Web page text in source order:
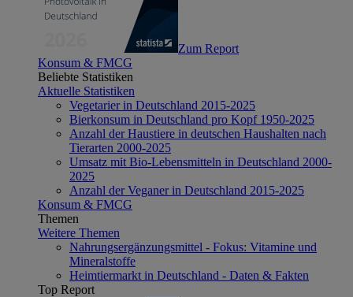
Zum Report
Konsum & FMCG
Beliebte Statistiken
Aktuelle Statistiken
Vegetarier in Deutschland 2015-2025
Bierkonsum in Deutschland pro Kopf 1950-2025
Anzahl der Haustiere in deutschen Haushalten nach
Tierarten 2000-2025
Umsatz mit Bio-Lebensmitteln in Deutschland 2000-
2025
Anzahl der Veganer in Deutschland 2015-2025
Konsum & FMCG
Themen
Weitere Themen
Nahrungsergänzungsmittel - Fokus: Vitamine und
Mineralstoffe
Heimtiermarkt in Deutschland - Daten & Fakten
Top Report